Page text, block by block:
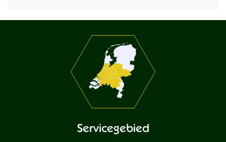
Servicegebied